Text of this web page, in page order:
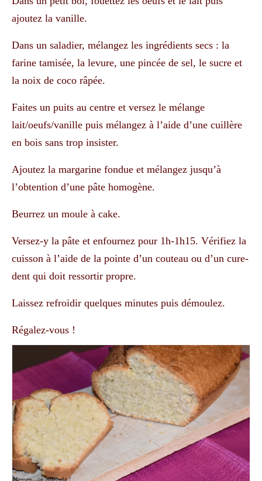
ajoutez la vanille.
Dans un saladier, mélangez les ingrédients secs : la
farine tamisée, la levure, une pincée de sel, le sucre et
la noix de coco râpée.
Faites un puits au centre et versez le mélange
lait/oeufs/vanille puis mélangez à l’aide d’une cuillère
en bois sans trop insister.
Ajoutez la margarine fondue et mélangez jusqu’à
l’obtention d’une pâte homogène.
Beurrez un moule à cake.
Versez-y la pâte et enfournez pour 1h-1h15. Vérifiez la
cuisson à l’aide de la pointe d’un couteau ou d’un cure-
dent qui doit ressortir propre.
Laissez refroidir quelques minutes puis démoulez.
Régalez-vous !